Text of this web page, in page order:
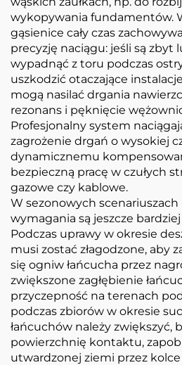
wykopywania fundamentów.
gąsienice cały czas
precyzję naciągu: jeśli są zbyt
wypadnąć z toru podczas
uszkodzić otaczające
mogą nasilać drgania
rezonans i pęknięcie
Profesjonalny system
zagrożenie drgań o wysokiej
dynamicznemu
bezpieczną pracę w czułych
gazowe czy kablowe.
W sezonowych scenariuszach
wymagania są jeszcze
Podczas uprawy w okresie
musi zostać złagodzone, aby
się ogniw łańcucha przez
zwiększone zagłębienie
przyczepność na terenach
podczas zbiorów w okresie
łańcuchów należy zwiększyć,
powierzchnię kontaktu,
utwardzonej ziemi przez kolce